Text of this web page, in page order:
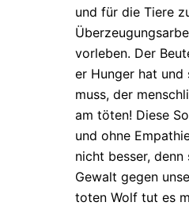
und für die Tiere
vorleben. Der
er Hunger hat und
muss, der
am töten! Diese
und ohne
nicht besser,
Gewalt gegen
toten Wolf tut es